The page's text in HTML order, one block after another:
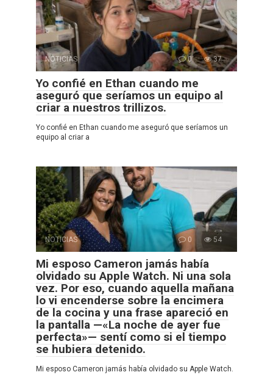
NOTICIAS 0 37
Yo confié en Ethan cuando me
aseguró que seríamos un equipo al
criar a nuestros trillizos.
Yo confié en Ethan cuando me aseguró que seríamos un
equipo al criar a
NOTICIAS 0 54
Mi esposo Cameron jamás había
olvidado su Apple Watch. Ni una sola
vez. Por eso, cuando aquella mañana
lo vi encenderse sobre la encimera
de la cocina y una frase apareció en
la pantalla —«La noche de ayer fue
perfecta»— sentí como si el tiempo
se hubiera detenido.
Mi esposo Cameron jamás había olvidado su Apple Watch.